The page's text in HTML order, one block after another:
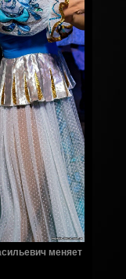
меняет